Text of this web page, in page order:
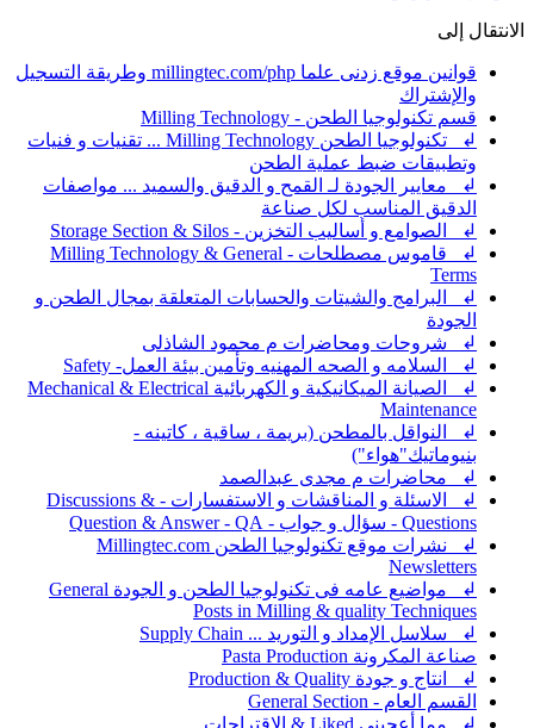
الانتقال إلى
قوانين موقع زدنى علما millingtec.com/php وطريقة التسجيل
والإشتراك
قسم تكنولوجيا الطحن - Milling Technology
↲ تكنولوجيا الطحن Milling Technology ... تقنيات و فنيات
وتطبيقات ضبط عملية الطحن
↲ معايير الجودة لـ القمح و الدقيق والسميد ... مواصفات
الدقيق المناسب لكل صناعة
↲ الصوامع و أساليب التخزين - Storage Section & Silos
↲ قاموس مصطلحات - Milling Technology & General
Terms
↲ البرامج والشيتات والحسابات المتعلقة بمجال الطحن و
الجودة
↲ شروحات ومحاضرات م محمود الشاذلى
↲ السلامه و الصحه المهنيه وتأمين بيئة العمل- Safety
↲ الصيانة الميكانيكية و الكهربائية Mechanical & Electrical
Maintenance
↲ النواقل بالمطحن (بريمة ، ساقية ، كاتينه -
بنيوماتيك"هواء")
↲ محاضرات م مجدى عبدالصمد
↲ الاسئلة و المناقشات و الاستفسارات - Discussions &
Questions - سؤال و جواب - Question & Answer - QA
↲ نشرات موقع تكنولوجيا الطحن Millingtec.com
Newsletters
↲ مواضيع عامه فى تكنولوجيا الطحن و الجودة General
Posts in Milling & quality Techniques
↲ سلاسل الإمداد و التوريد ... Supply Chain
صناعة المكرونة Pasta Production
↲ انتاج و جودة Production & Quality
القسم العام - General Section
↲ مما أعجبني Liked & الاقتراحات